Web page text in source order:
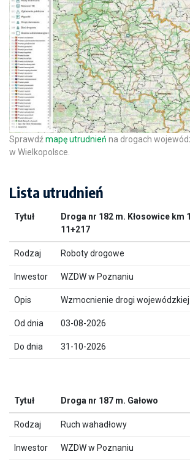
Sprawdźmapę utrudnień na drogach
w Wielkopolsce.
Lista utrudnień
Droga nr 182 m. Kłosowice km
11+217
Roboty drogowe
WZDW w Poznaniu
Wzmocnienie drogi
03-08-2026
31-10-2026
Droga nr 187 m. Gałowo
Ruch wahadłowy
WZDW w Poznaniu